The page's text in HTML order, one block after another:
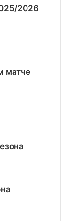
2026
матче